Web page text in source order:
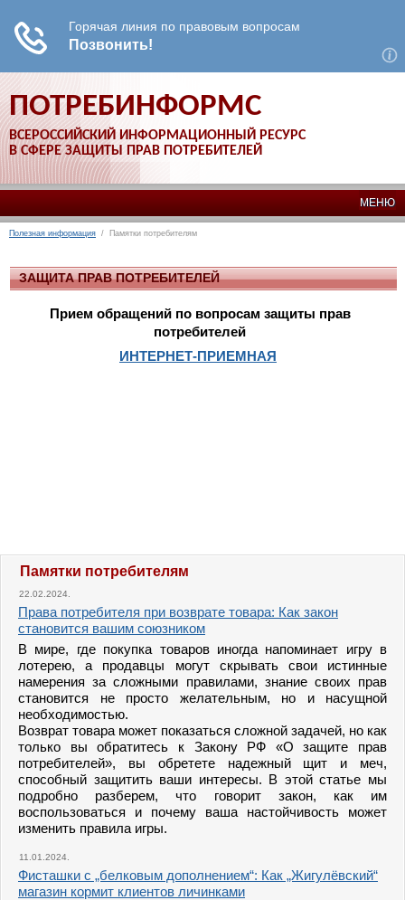
ПОТРЕБИНФОРМС
ВСЕРОССИЙСКИЙ ИНФОРМАЦИОННЫЙ РЕСУРС
В СФЕРЕ ЗАЩИТЫ ПРАВ ПОТРЕБИТЕЛЕЙ
МЕНЮ
Полезная информация / Памятки потребителям
ЗАЩИТА ПРАВ ПОТРЕБИТЕЛЕЙ
Прием обращений по вопросам защиты прав
потребителей
ИНТЕРНЕТ-ПРИЕМНАЯ
Памятки потребителям
22.02.2024.
Права потребителя при возврате товара: Как закон
становится вашим союзником
В мире, где покупка товаров иногда напоминает игру в
лотерею, а продавцы могут скрывать свои истинные
намерения за сложными правилами, знание своих прав
становится не просто желательным, но и насущной
необходимостью.
Возврат товара может показаться сложной задачей, но как
только вы обратитесь к Закону РФ «О защите прав
потребителей», вы обретете надежный щит и меч,
способный защитить ваши интересы. В этой статье мы
подробно разберем, что говорит закон, как им
воспользоваться и почему ваша настойчивость может
изменить правила игры.
11.01.2024.
Фисташки с „белковым дополнением“: Как „Жигулёвский“
магазин кормит клиентов личинками